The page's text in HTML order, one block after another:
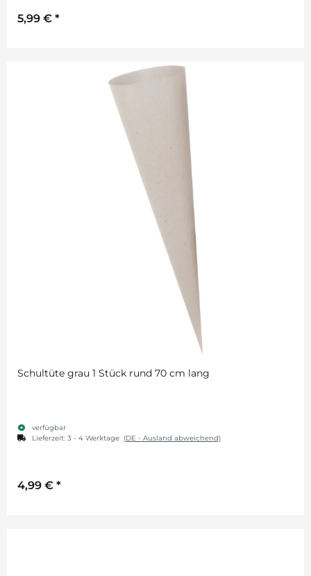
5,99 € *
Schultüte grau 1 Stück rund 70 cm lang
verfügbar
Lieferzeit: 3 - 4 Werktage (DE - Ausland abweichend)
4,99 € *